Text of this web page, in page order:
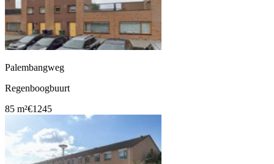
Palembangweg
Regenboogbuurt
85 m²€1245